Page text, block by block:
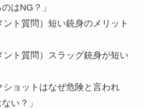
はNG？」
ト質問）短い銃身のメリット
ント質問）スラッグ銃身が短い
ショットはなぜ危険と言われ
い？」